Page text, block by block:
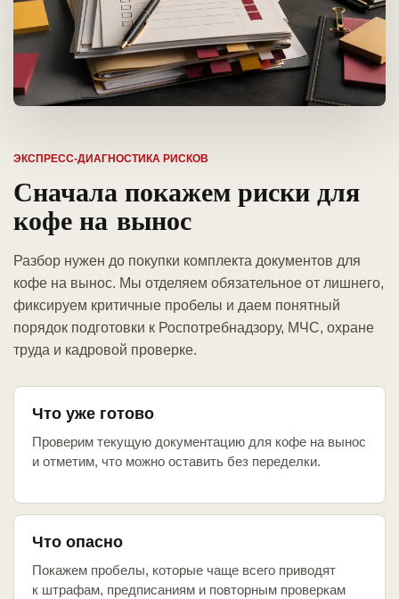
ЭКСПРЕСС-ДИАГНОСТИКА РИСКОВ
Сначала покажем риски для
кофе на вынос
Разбор нужен до покупки комплекта документов для
кофе на вынос. Мы отделяем обязательное от лишнего,
фиксируем критичные пробелы и даем понятный
порядок подготовки к Роспотребнадзору, МЧС, охране
труда и кадровой проверке.
Что уже готово
Проверим текущую документацию для кофе на вынос
и отметим, что можно оставить без переделки.
Что опасно
Покажем пробелы, которые чаще всего приводят
к штрафам, предписаниям и повторным проверкам